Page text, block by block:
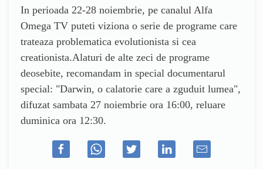
In perioada 22-28 noiembrie, pe canalul Alfa
Omega TV puteti viziona o serie de programe care
trateaza problematica evolutionista si cea
creationista.Alaturi de alte zeci de programe
deosebite, recomandam in special documentarul
special: "Darwin, o calatorie care a zguduit lumea",
difuzat sambata 27 noiembrie ora 16:00, reluare
duminica ora 12:30.